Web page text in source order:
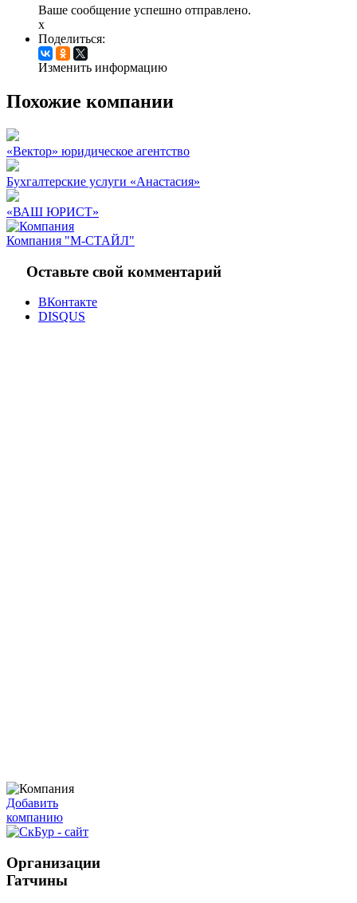
Ваше сообщение успешно отправлено.
x
Поделиться:
Изменить информацию
Похожие компании
«Вектор» юридическое агентство
Бухгалтерские услуги «Анастасия»
«ВАШ ЮРИСТ»
Компания "М-СТАЙЛ"
Оставьте свой комментарий
ВКонтакте
DISQUS
Добавить
компанию
Организации
Гатчины